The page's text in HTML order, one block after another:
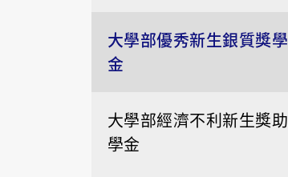
大學部優秀新生銀質獎學
金
大學部經濟不利新生獎助
學金